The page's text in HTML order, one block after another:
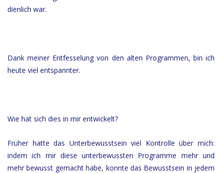
dienlich war.
Dank meiner Entfesselung von den alten Programmen, bin ich
heute viel entspannter.
Wie hat sich dies in mir entwickelt?
Früher hatte das Unterbewusstsein viel Kontrolle über mich:
indem ich mir diese unterbewussten Programme mehr und
mehr bewusst gemacht habe, konnte das Bewusstsein in jedem